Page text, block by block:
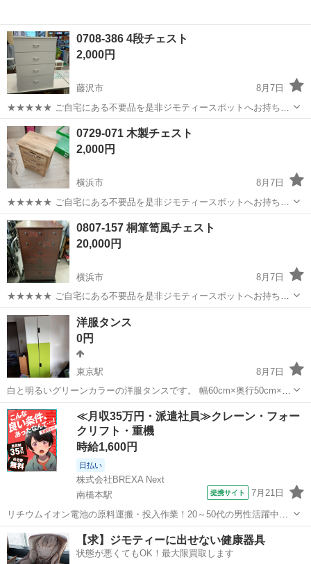
0708-386 4段チェスト
2,000円
藤沢市
8月7日
★★★★★ ご自宅にある不要品を是非ジモティースポットへお持ち込
みしませんか？ 家電、趣味・スポーツ・レジャー用品、こども用品、
衣料服飾品、生活雑貨、家具、本、CD・DVDなどが無料でまとめて持
ち込めます！ ※詳細はこ...
神奈川 藤沢市 収納家具 チェスト
0729-071 木製チェスト
2,000円
横浜市
8月7日
★★★★★ ご自宅にある不要品を是非ジモティースポットへお持ち込
みしませんか？ 家電、趣味・スポーツ・レジャー用品、こども用品、
衣料服飾品、生活雑貨、家具、本、CD・DVDなどが無料でまとめて持
ち込めます！ ※詳細はこ...
神奈川 横浜市 収納家具 チェスト
0807-157 桐箪笥風チェスト
20,000円
横浜市
8月7日
★★★★★ ご自宅にある不要品を是非ジモティースポットへお持ち込
みしませんか？ 家電、趣味・スポーツ・レジャー用品、こども用品、
衣料服飾品、生活雑貨、家具、本、CD・DVDなどが無料でまとめて持
ち込めます！ ※詳細はこ...
神奈川 横浜市 収納家具
洋服タンス
0円
東京駅
8月7日
白と明るいグリーンカラーの洋服タンスです。 幅60cm×奥行50cm×高
190cm 直に取りに来てくれる方優先 ※配送はいたしません。
神奈川 相模原市 東京駅 収納家具
≪月収35万円・派遣社員≫クレーン・フォー
クリフト・重機
時給1,600円
日払い
株式会社BREXA Next
南橋本駅
提携サイト 7月21日
リチウムイオン電池の原料運搬・投入作業！20～50代の男性活躍中★
ワンルーム寮完備！赴任旅費会社負担！年間休日130日★フォークリフ
ト免許お持ちの方、活躍中！就業先食堂利用可★《神奈川県相模原
市》 人気の工場のお仕事 ◇電...
神奈川 相模原市 南橋本駅 その他
【求】ジモティーに出せない健康器具
状態が悪くてもOK！最大限買取します